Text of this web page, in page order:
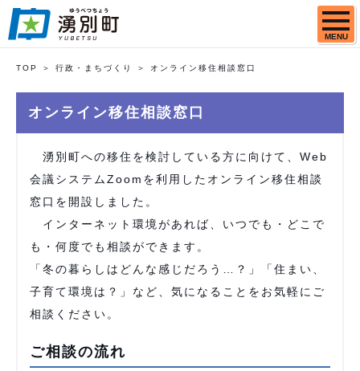
MENU
TOP 行政・まちづくり オンライン移住相談窓口
オンライン移住相談窓口
湧別町への移住を検討している方に向けて、Web
会議システムZoomを利用したオンライン移住相談
窓口を開設しました。
インターネット環境があれば、いつでも・どこで
も・何度でも相談ができます。
「冬の暮らしはどんな感じだろう…？」「住まい、
子育て環境は？」など、気になることをお気軽にご
相談ください。
ご相談の流れ